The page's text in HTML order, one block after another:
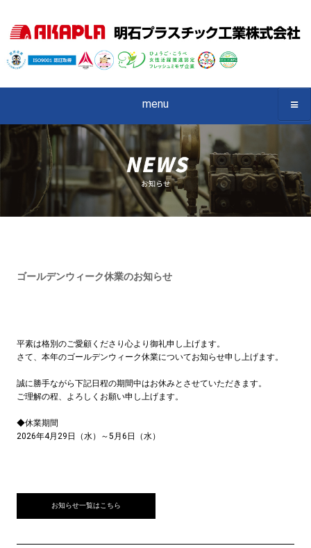
menu
ゴールデンウィーク休業のお知らせ
平素は格別のご愛顧くださり心より御礼申し上げます。
さて、本年のゴールデンウィーク休業についてお知らせ申し上げます。
誠に勝手ながら下記日程の期間中はお休みとさせていただきます。
ご理解の程、よろしくお願い申し上げます。
◆休業期間
2026年4月29日（水）～5月6日（水）
お知らせ一覧はこちら